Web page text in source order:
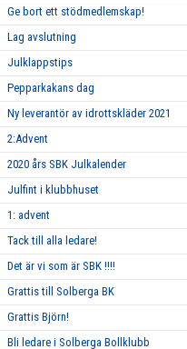
Ge bort ett stödmedlemskap!
Lag avslutning
Julklappstips
Pepparkakans dag
Ny leverantör av idrottskläder 2021
2:Advent
2020 års SBK Julkalender
Julfint i klubbhuset
1: advent
Tack till alla ledare!
Det är vi som är SBK !!!!
Grattis till Solberga BK
Grattis Björn!
Bli ledare i Solberga Bollklubb